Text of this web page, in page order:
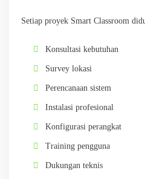
Setiap proyek Smart Classroom
Konsultasi kebutuhan
Survey lokasi
Perencanaan sistem
Instalasi profesional
Konfigurasi perangkat
Training pengguna
Dukungan teknis